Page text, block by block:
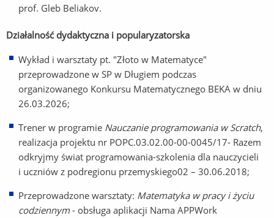
prof. Gleb Beliakov.
Działalność dydaktyczna i popularyzatorska
Wykład i warsztaty pt. "Złoto w Matematyce"
przeprowadzone w SP w Długiem podczas
organizowanego Konkursu Matematycznego BEKA w dniu
26.03.2026;
Trener w programie Nauczanie programowania w Scratch,
realizacja projektu nr POPC.03.02.00-00-0045/17- Razem
odkryjmy świat programowania-szkolenia dla nauczycieli
i uczniów z podregionu przemyskiego02 – 30.06.2018;
Przeprowadzone warsztaty: Matematyka w pracy i życiu
codziennym- obsługa aplikacji Nama APPWork